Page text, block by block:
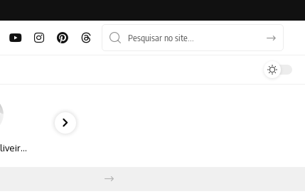
Bruno Oliveira retrata o cotidiano urbano por meio da fotografia em preto e branco